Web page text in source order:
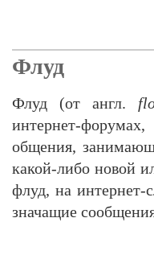
Флуд
Флуд (от англ.
интернет-
общения,
какой-либо новой
флуд, на интернет-
значащие